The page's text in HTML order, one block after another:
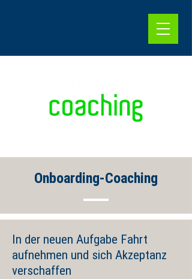
Onboarding-Coaching
In der neuen Aufgabe Fahrt
aufnehmen und sich Akzeptanz
verschaffen